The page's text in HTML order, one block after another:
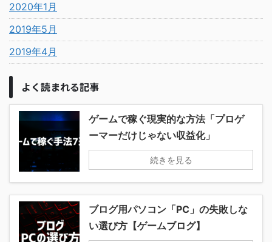
2020年1月
2019年5月
2019年4月
よく読まれる記事
ゲームで稼ぐ現実的な方法「プロゲ
ーマーだけじゃない収益化」
続きを見る
ブログ用パソコン「PC」の失敗しな
い選び方【ゲームブログ】